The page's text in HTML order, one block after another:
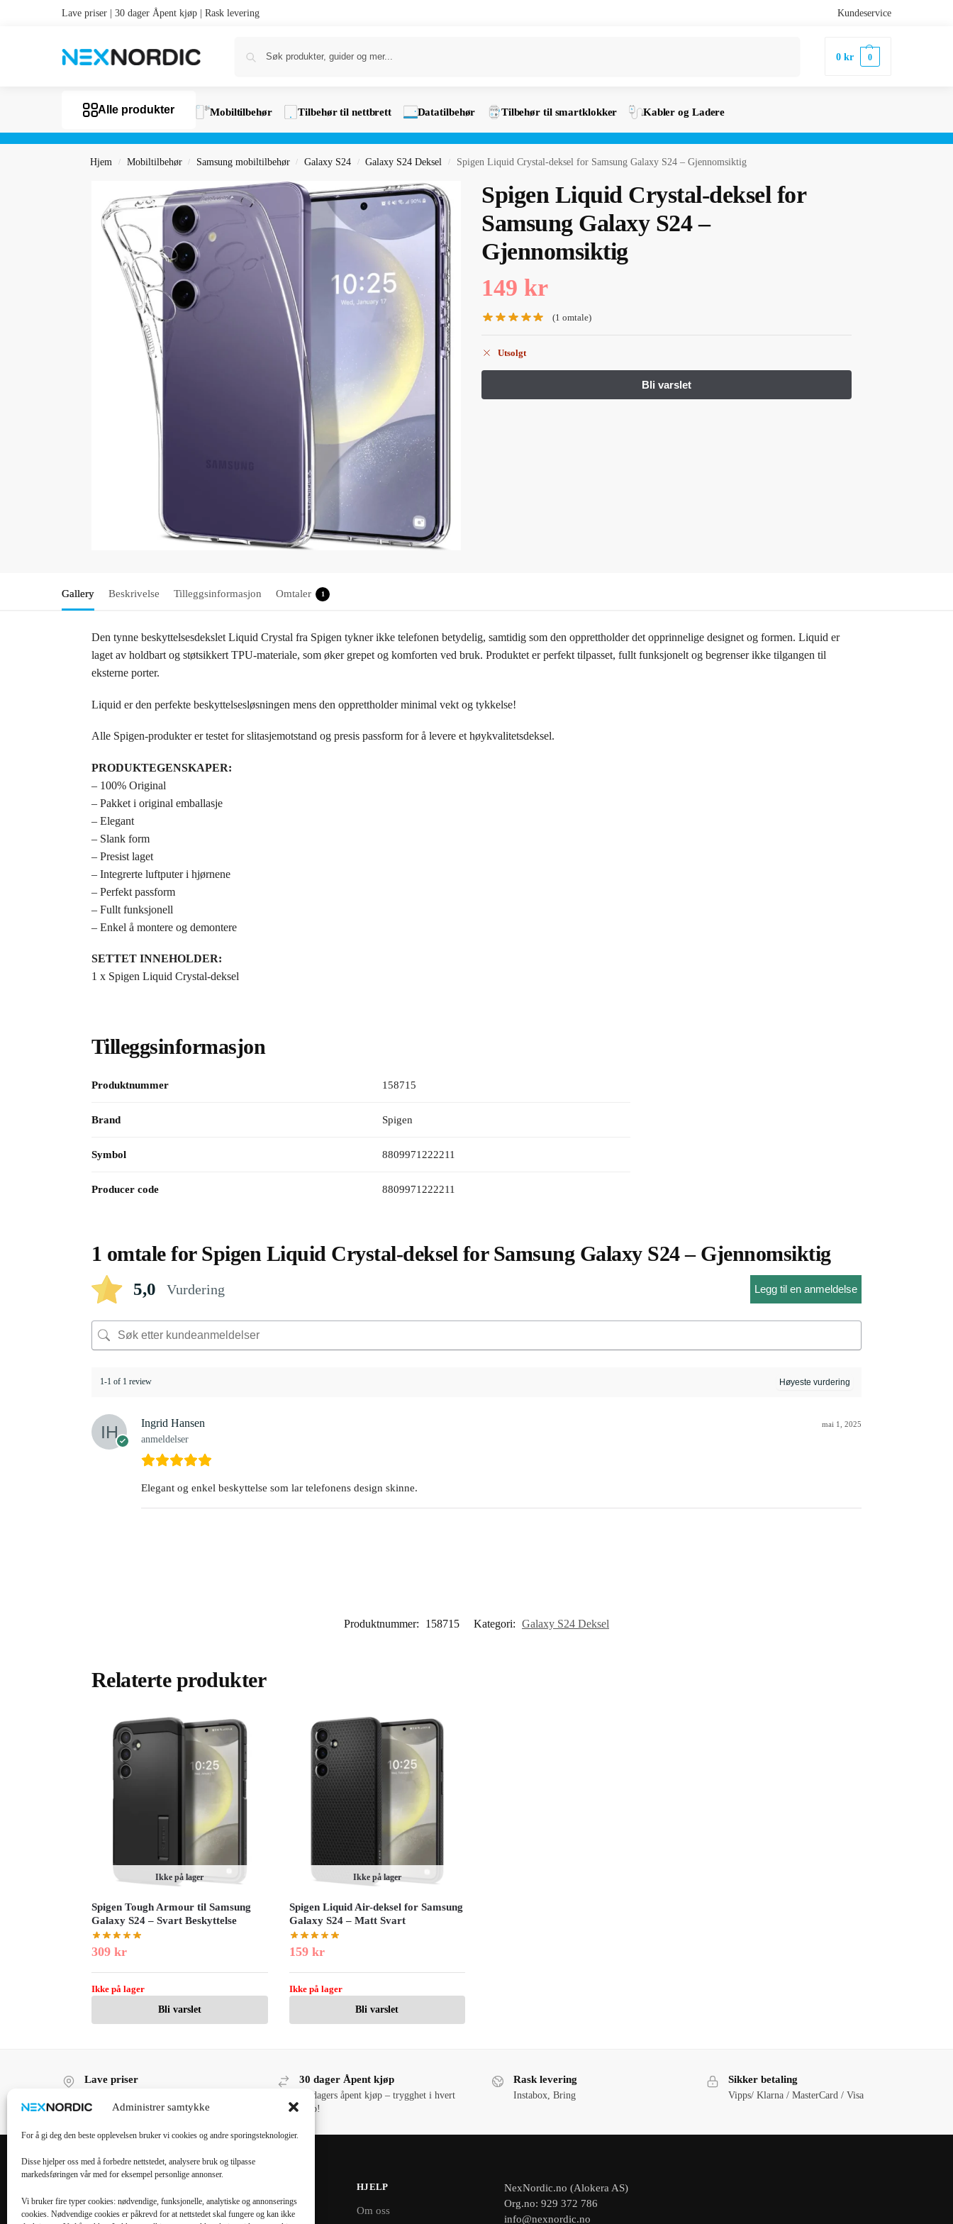
Administrer samtykke
For å gi deg den beste opplevelsen bruker vi cookies og andre sporingsteknologier.
Disse hjelper oss med å forbedre nettstedet, analysere bruk og tilpasse
markedsføringen vår med for eksempel personlige annonser.
Vi bruker fire typer cookies: nødvendige, funksjonelle, analytiske og annonserings
cookies. Nødvendige cookies er påkrevd for at nettstedet skal fungere og kan ikke
Lave priser | 30 dager Åpent kjøp | Rask levering Kundeservice
0kr 0
Alle produkter Mobiltilbehør Tilbehør til nettbrett Datatilbehør Tilbehør til smartklokker Kabler og Ladere
Hjem / Mobiltilbehør / Samsung mobiltilbehør / Galaxy S24 / Galaxy S24 Deksel / Spigen Liquid Crystal-deksel for Samsung Galaxy S24 – Gjennomsiktig
Spigen Liquid Crystal-deksel for
Samsung Galaxy S24 –
Gjennomsiktig
149 kr
(1 omtale)
Utsolgt
Gallery Beskrivelse Tilleggsinformasjon Omtaler 1
Den tynne beskyttelsesdekslet Liquid Crystal fra Spigen tykner ikke telefonen betydelig, samtidig som den opprettholder det opprinnelige designet og formen. Liquid er
laget av holdbart og støtsikkert TPU-materiale, som øker grepet og komforten ved bruk. Produktet er perfekt tilpasset, fullt funksjonelt og begrenser ikke tilgangen til
eksterne porter.
Liquid er den perfekte beskyttelsesløsningen mens den opprettholder minimal vekt og tykkelse!
Alle Spigen-produkter er testet for slitasjemotstand og presis passform for å levere et høykvalitetsdeksel.
PRODUKTEGENSKAPER:
– 100% Original
– Pakket i original emballasje
– Elegant
– Slank form
– Presist laget
– Integrerte luftputer i hjørnene
– Perfekt passform
– Fullt funksjonell
– Enkel å montere og demontere
SETTET INNEHOLDER:
1 x Spigen Liquid Crystal-deksel
Tilleggsinformasjon
Produktnummer 158715
Brand Spigen
Symbol 8809971222211
Producer code 8809971222211
1 omtale for Spigen Liquid Crystal-deksel for Samsung Galaxy S24 – Gjennomsiktig
5,0 Vurdering Legg til en anmeldelse
1-1 of 1 review
Ingrid Hansen
anmeldelser
mai 1, 2025
Elegant og enkel beskyttelse som lar telefonens design skinne.
Produktnummer: 158715 Kategori: Galaxy S24 Deksel
Relaterte produkter
Ikke på lager
Spigen Tough Armour til Samsung
Galaxy S24 – Svart Beskyttelse
309 kr
Ikke på lager
Bli varslet
Ikke på lager
Spigen Liquid Air-deksel for Samsung
Galaxy S24 – Matt Svart
159 kr
Ikke på lager
Bli varslet
Lave priser 30 dager Åpent kjøp
30 dagers åpent kjøp – trygghet i hvert
kjøp!
Rask levering
Instabox, Bring
Sikker betaling
Vipps/ Klarna / MasterCard / Visa
KATEGORIER
MOBILTILBEHØR
HJELP
Om oss
NexNordic.no (Alokera AS)
Org.no: 929 372 786
info@nexnordic.no